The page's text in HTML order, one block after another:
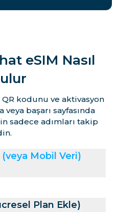
eSIM Nasıl
QR kodunu ve aktivasyon
başarı sayfasında
sadece adımları takip
Mobil Veri)
Plan Ekle)